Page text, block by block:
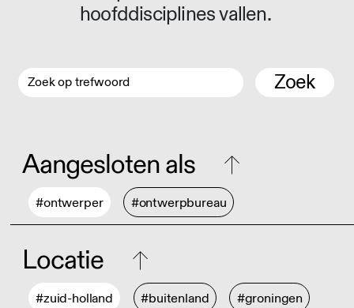
hoofddisciplines vallen.
Zoek
Aangesloten als
#ontwerper #ontwerpbureau
Locatie
#zuid-holland #buitenland #groningen